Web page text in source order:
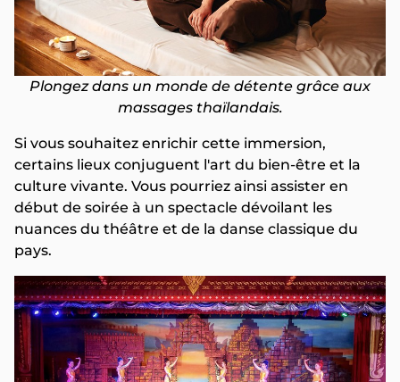
Plongez dans un monde de détente grâce aux
massages thaïlandais.
Si vous souhaitez enrichir cette immersion,
certains lieux conjuguent l'art du bien-être et la
culture vivante. Vous pourriez ainsi assister en
début de soirée à un spectacle dévoilant les
nuances du théâtre et de la danse classique du
pays.